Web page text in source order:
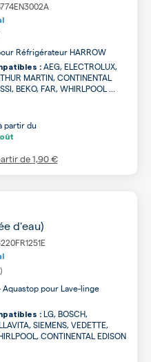
Réfrigérateur HARROW
: AEG, ELECTROLUX,
MARTIN, CONTINENTAL
BEKO, FAR, WHIRLPOOL ...
partir du
de1,90 €
d'eau)
pour Lave-linge
: LG, BOSCH,
SIEMENS, VEDETTE,
CONTINENTAL EDISON